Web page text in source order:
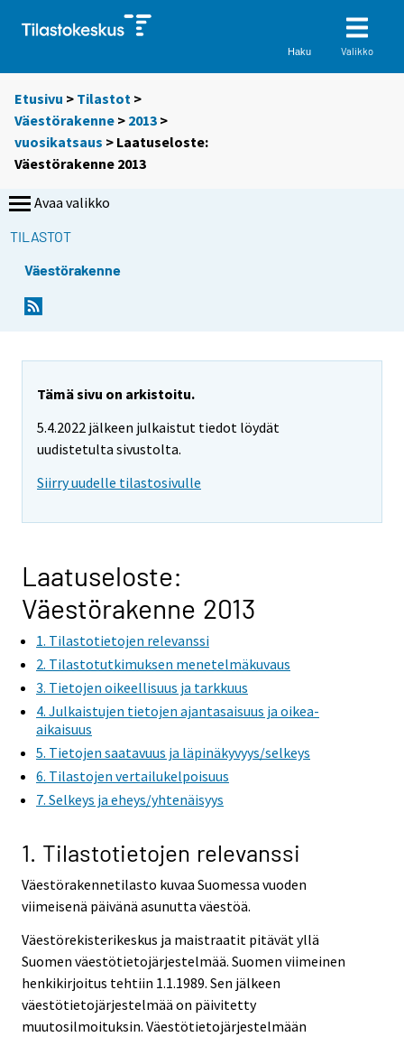
Haku Valikko
Etusivu > Tilastot >
Väestörakenne > 2013 >
vuosikatsaus > Laatuseloste:
Väestörakenne 2013
Avaa valikko
TILASTOT
Väestörakenne
Tämä sivu on arkistoitu.
5.4.2022 jälkeen julkaistut tiedot löydät
uudistetulta sivustolta.
Siirry uudelle tilastosivulle
Laatuseloste:
Väestörakenne 2013
1. Tilastotietojen relevanssi
2. Tilastotutkimuksen menetelmäkuvaus
3. Tietojen oikeellisuus ja tarkkuus
4. Julkaistujen tietojen ajantasaisuus ja oikea-
aikaisuus
5. Tietojen saatavuus ja läpinäkyvyys/selkeys
6. Tilastojen vertailukelpoisuus
7. Selkeys ja eheys/yhtenäisyys
1. Tilastotietojen relevanssi
Väestörakennetilasto kuvaa Suomessa vuoden
viimeisenä päivänä asunutta väestöä.
Väestörekisterikeskus ja maistraatit pitävät yllä
Suomen väestötietojärjestelmää. Suomen viimeinen
henkikirjoitus tehtiin 1.1.1989. Sen jälkeen
väestötietojärjestelmää on päivitetty
muutosilmoituksin. Väestötietojärjestelmään